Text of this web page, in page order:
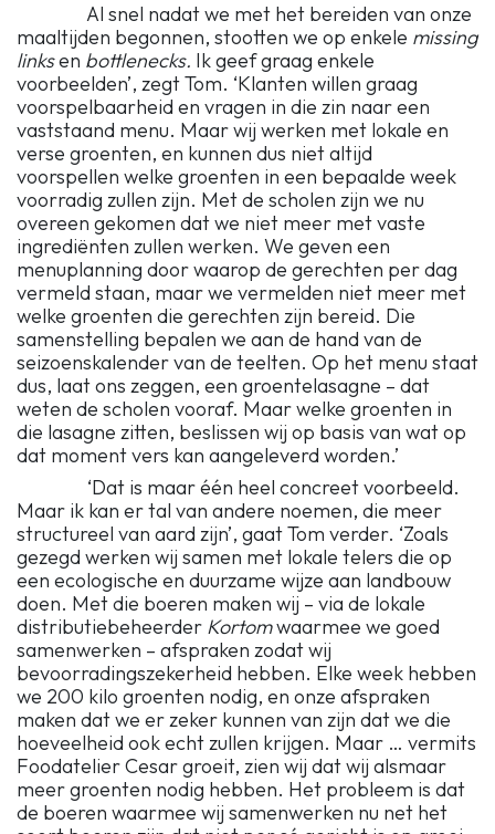
Al snel nadat we met het bereiden van onze
maaltijden begonnen, stootten we op enkele missing
linksen bottlenecks. Ik geef graag enkele
voorbeelden’, zegt Tom. ‘Klanten willen graag
voorspelbaarheid en vragen in die zin naar een
vaststaand menu. Maar wij werken met lokale en
verse groenten, en kunnen dus niet altijd
voorspellen welke groenten in een bepaalde week
voorradig zullen zijn. Met de scholen zijn we nu
overeen gekomen dat we niet meer met vaste
ingrediënten zullen werken. We geven een
menuplanning door waarop de gerechten per dag
vermeld staan, maar we vermelden niet meer met
welke groenten die gerechten zijn bereid. Die
samenstelling bepalen we aan de hand van de
seizoenskalender van de teelten. Op het menu staat
dus, laat ons zeggen, een groentelasagne – dat
weten de scholen vooraf. Maar welke groenten in
die lasagne zitten, beslissen wij op basis van wat op
dat moment vers kan aangeleverd worden.’
‘Dat is maar één heel concreet voorbeeld.
Maar ik kan er tal van andere noemen, die meer
structureel van aard zijn’, gaat Tom verder. ‘Zoals
gezegd werken wij samen met lokale telers die op
een ecologische en duurzame wijze aan landbouw
doen. Met die boeren maken wij – via de lokale
distributiebeheerder Kortomwaarmee we goed
samenwerken – afspraken zodat wij
bevoorradingszekerheid hebben. Elke week hebben
we 200 kilo groenten nodig, en onze afspraken
maken dat we er zeker kunnen van zijn dat we die
hoeveelheid ook echt zullen krijgen. Maar … vermits
Foodatelier Cesar groeit, zien wij dat wij alsmaar
meer groenten nodig hebben. Het probleem is dat
de boeren waarmee wij samenwerken nu net het